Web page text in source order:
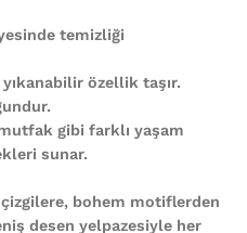
temizliği
özellik taşır.
gibi farklı yaşam
sunar.
bohem motiflerden
desen yelpazesiyle her